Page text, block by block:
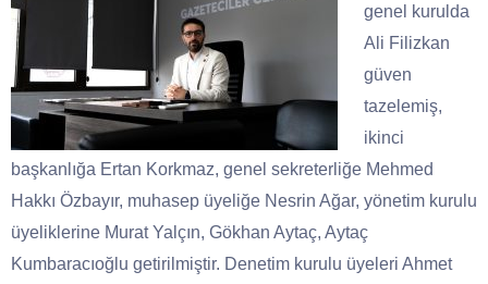
genel kurulda
Ali Filizkan
güven
tazelemiş,
ikinci
başkanlığa Ertan Korkmaz, genel sekreterliğe Mehmed
Hakkı Özbayır, muhasep üyeliğe Nesrin Ağar, yönetim kurulu
üyeliklerine Murat Yalçın, Gökhan Aytaç, Aytaç
Kumbaracıoğlu getirilmiştir. Denetim kurulu üyeleri Ahmet